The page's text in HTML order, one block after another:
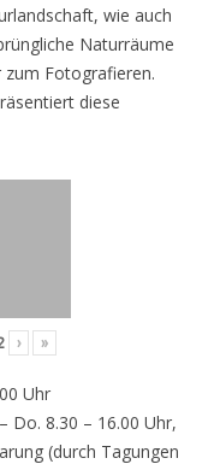
wie auch
Naturräume
zum Fotografieren.
diese
› »
Uhr
Do. 8.30 – 16.00 Uhr,
(durch Tagungen